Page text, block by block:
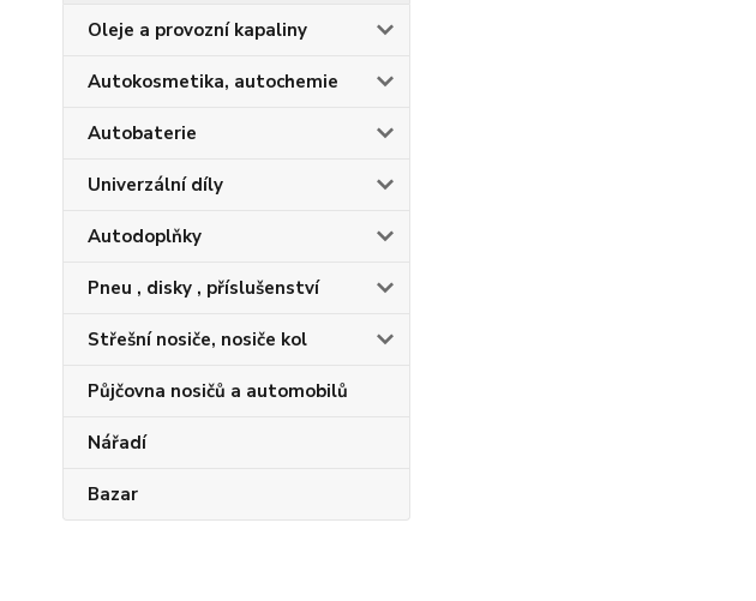
Oleje a provozní kapaliny
Autokosmetika, autochemie
Autobaterie
Univerzální díly
Autodoplňky
Pneu , disky , příslušenství
Střešní nosiče, nosiče kol
Půjčovna nosičů a automobilů
Nářadí
Bazar